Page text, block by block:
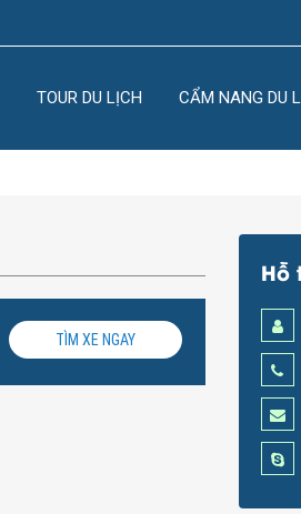
TOUR DU LỊCH CẨM NANG DU
TÌM XE NGAY
Hỗ